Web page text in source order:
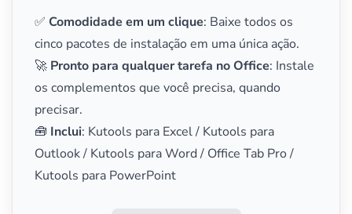
✅ Comodidade em um clique: Baixe todos os
cinco pacotes de instalação em uma única ação.
🚀 Pronto para qualquer tarefa no Office: Instale
os complementos que você precisa, quando
precisar.
🧰 Inclui: Kutools para Excel / Kutools para
Outlook / Kutools para Word / Office Tab Pro /
Kutools para PowerPoint